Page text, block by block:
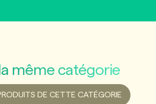
même catégorie
DE CETTE CATÉGORIE